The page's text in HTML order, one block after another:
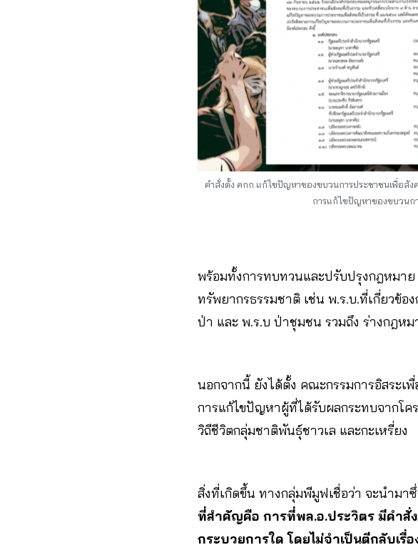
คำสั่งตั้ง คกก.แก้ไขปัญหาของขบวนการประชาชนเพื่อสัง
การแก้ไขปัญหาของขบวนก
พร้อมทั้งการทบทวนและปรับปรุงกฎหมาย
ทรัพยากรธรรมชาติ เช่น พ.ร.บ.ที่เกี่ยวข้
ป่า และ พ.ร.บ ป่าชุมชน รวมถึง ร่างกฎหม
นอกจากนี้ ยังได้ตั้ง คณะกรรมการอิสระเ
การแก้ไขปัญหาผู้ที่ได้รับผลกระทบจากโค
วิถีชีวิตกลุ่มชาติพันธุ์ชาวเล และกะเหรี่ยง
สิ่งที่เกิดขึ้น ทางกลุ่มพีมูฟเชื่อว่า จะนำมา
ที่สำคัญคือ การที่พล.อ.ประวิตร มีคำสั่
กระบวยการใด โดยไม่จำเป็นตีกลับเ